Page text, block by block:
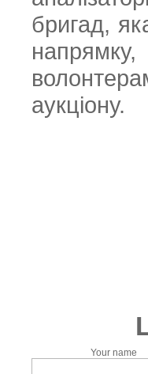
бригад,
аукціону.
Your name